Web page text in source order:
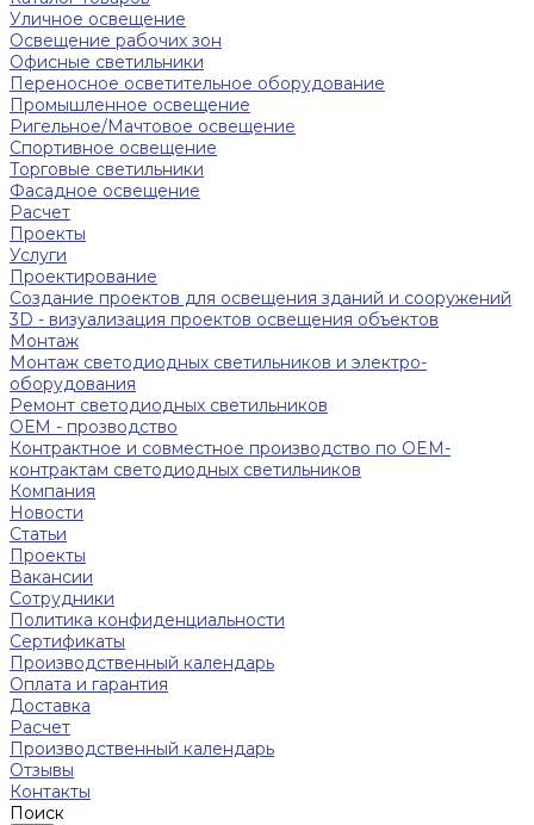
Уличное освещение
Освещение рабочих зон
Офисные светильники
Переносное осветительное оборудование
Промышленное освещение
Ригельное/Мачтовое освещение
Спортивное освещение
Торговые светильники
Фасадное освещение
Расчет
Проекты
Услуги
Проектирование
Создание проектов для освещения зданий и сооружений
3D - визуализация проектов освещения объектов
Монтаж
Монтаж светодиодных светильников и электро-
оборудования
Ремонт светодиодных светильников
ОЕМ - прозводство
Контрактное и совместное производство по OEM-
контрактам светодиодных светильников
Компания
Новости
Статьи
Проекты
Вакансии
Сотрудники
Политика конфиденциальности
Сертификаты
Производственный календарь
Оплата и гарантия
Доставка
Расчет
Производственный календарь
Отзывы
Контакты
Поиск